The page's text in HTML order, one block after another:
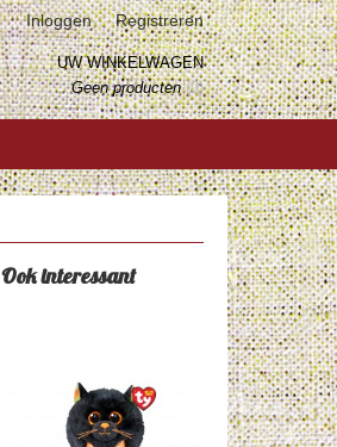
Inloggen Registreren
UW WINKELWAGEN
Geen producten(0)
Ook interessant